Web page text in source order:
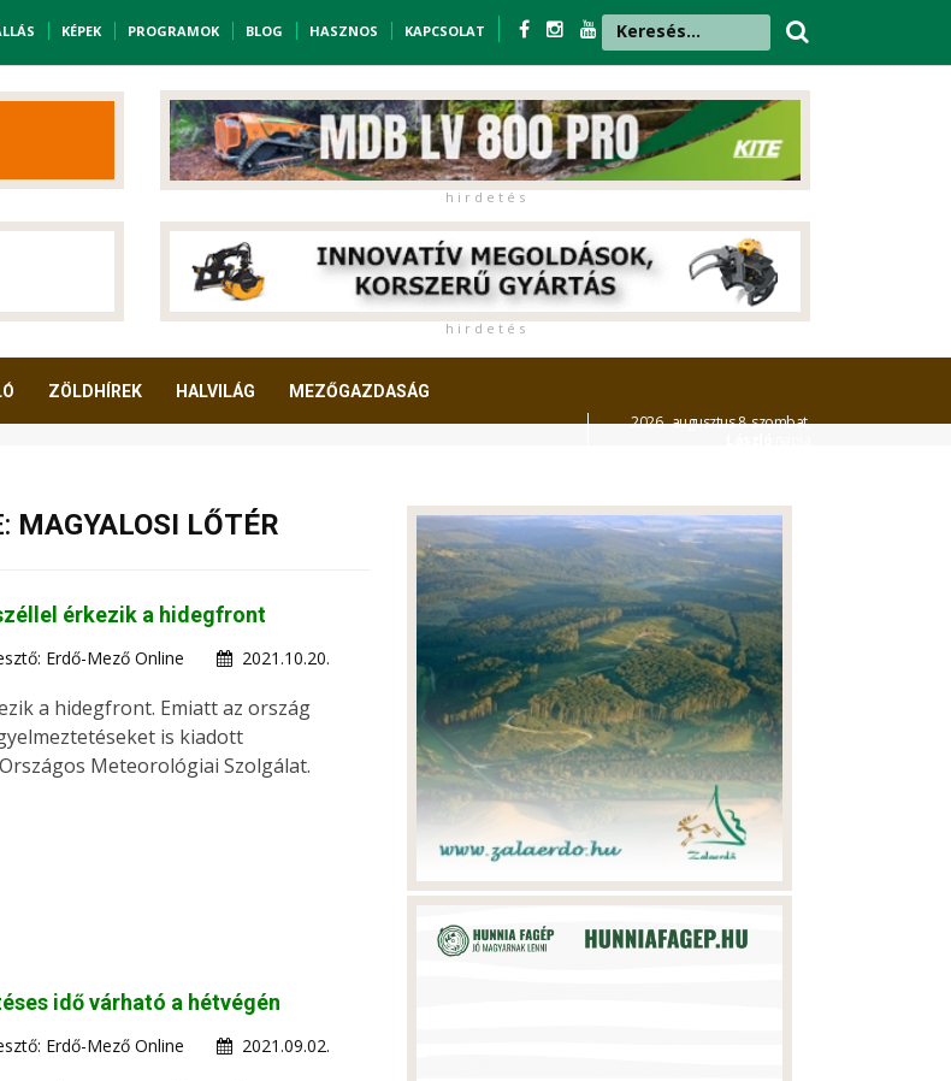
KÉPEK PROGRAMOK BLOG HASZNOS KAPCSOLAT
h i r d e t é s
h i r d e t é s
ZÖLDHÍREK HALVILÁG MEZŐGAZDASÁG
2026. augusztus 8. szombat,
MAGYALOSI LŐTÉR
érkezik a hidegfront
Erdő-Mező Online 2021.10.20.
a hidegfront. Emiatt az ország
is kiadott
Meteorológiai Szolgálat.
idő várható a hétvégén
Erdő-Mező Online 2021.09.02.